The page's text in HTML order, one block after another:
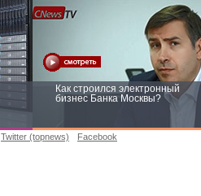
Как строился электронный
бизнес Банка Москвы?
Twitter (topnews) Facebook